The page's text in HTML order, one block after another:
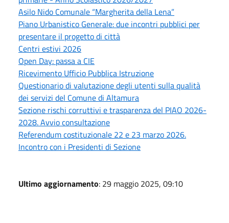
Asilo Nido Comunale “Margherita della Lena”
Piano Urbanistico Generale: due incontri pubblici per
presentare il progetto di città
Centri estivi 2026
Open Day: passa a CIE
Ricevimento Ufficio Pubblica Istruzione
Questionario di valutazione degli utenti sulla qualità
dei servizi del Comune di Altamura
Sezione rischi corruttivi e trasparenza del PIAO 2026-
2028. Avvio consultazione
Referendum costituzionale 22 e 23 marzo 2026.
Incontro con i Presidenti di Sezione
Ultimo aggiornamento: 29 maggio 2025, 09:10